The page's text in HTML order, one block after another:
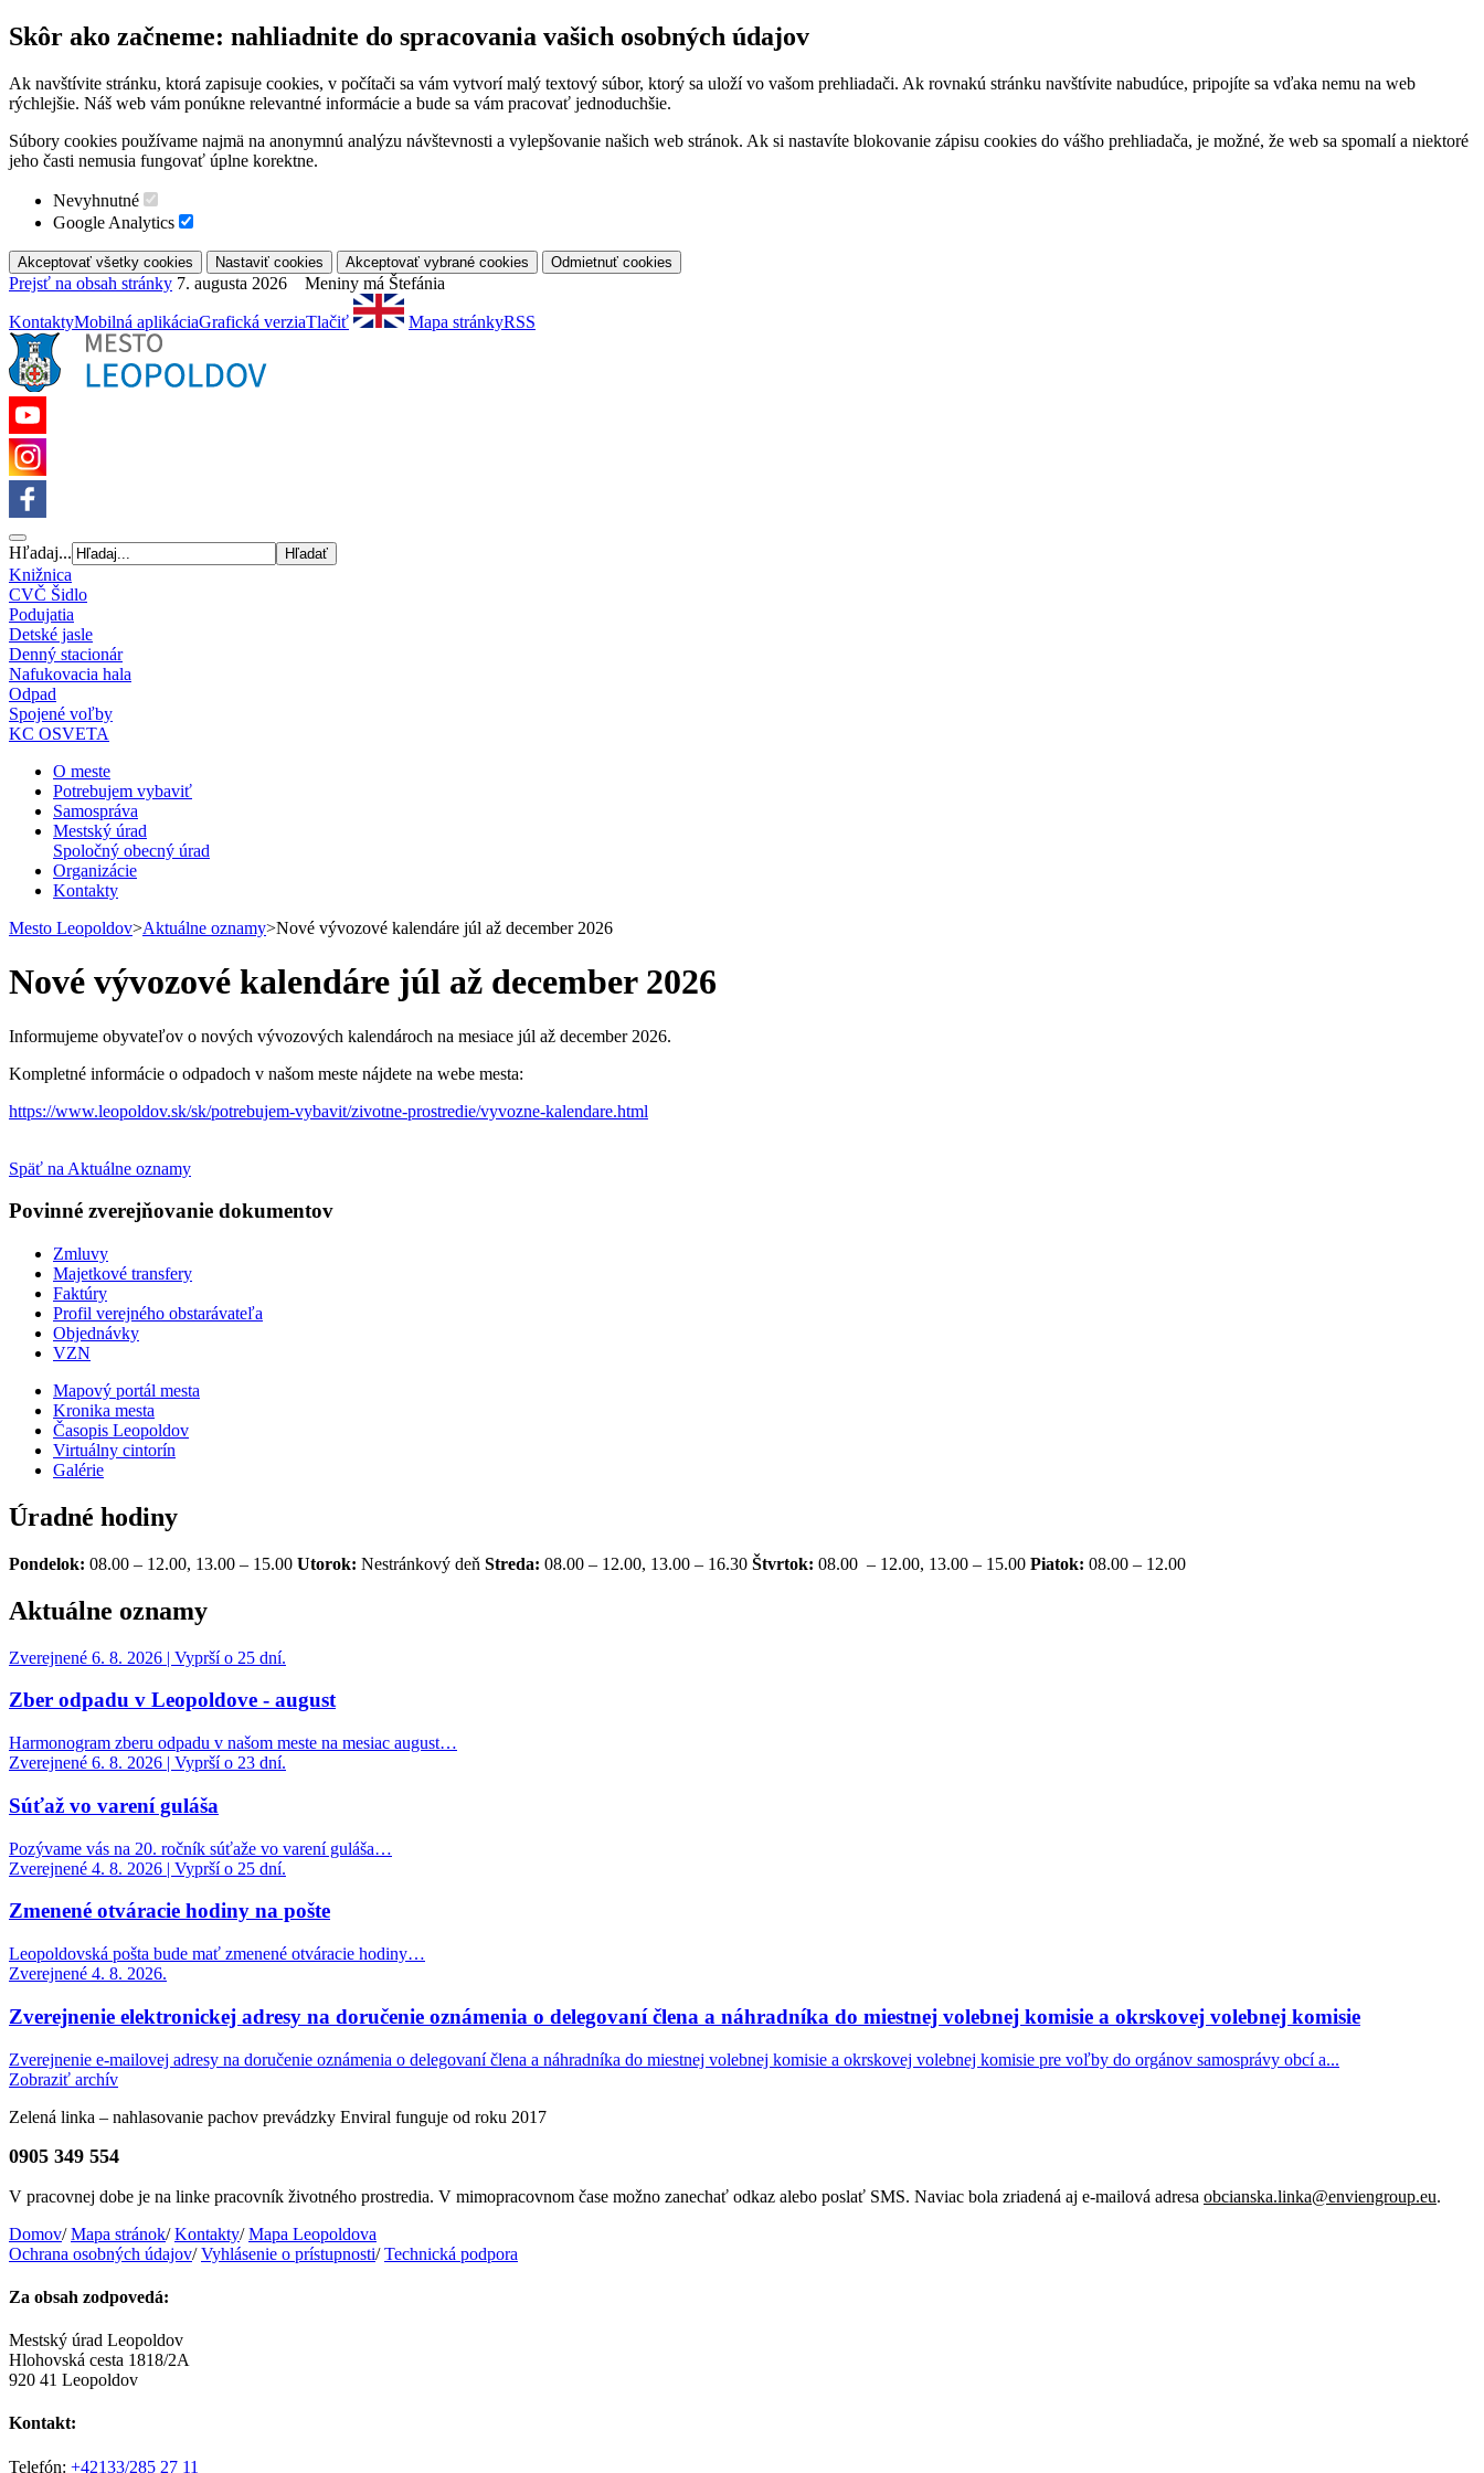
Skôr ako začneme: nahliadnite do spracovania vašich osobných údajov
Ak navštívite stránku, ktorá zapisuje cookies, v počítači sa vám vytvorí malý textový súbor, ktorý sa uloží vo vašom prehliadači. Ak rovnakú stránku navštívite nabudúce, pripojíte sa vďaka nemu na web
rýchlejšie. Náš web vám ponúkne relevantné informácie a bude sa vám pracovať jednoduchšie.
Súbory cookies používame najmä na anonymnú analýzu návštevnosti a vylepšovanie našich web stránok. Ak si nastavíte blokovanie zápisu cookies do vášho prehliadača, je možné, že web sa spomalí a niektoré
jeho časti nemusia fungovať úplne korektne.
Nevyhnutné
Google Analytics
Prejsť na obsah stránky 7. augusta 2026 Meniny má Štefánia
KontaktyMobilná aplikáciaGrafická verziaTlačiť Mapa stránkyRSS
Hľadaj...
Knižnica
CVČ Šidlo
Podujatia
Detské jasle
Denný stacionár
Nafukovacia hala
Odpad
Spojené voľby
KC OSVETA
O meste
Potrebujem vybaviť
Samospráva
Mestský úrad
Spoločný obecný úrad
Organizácie
Kontakty
Mesto Leopoldov>Aktuálne oznamy>Nové vývozové kalendáre júl až december 2026
Nové vývozové kalendáre júl až december 2026
Informujeme obyvateľov o nových vývozových kalendároch na mesiace júl až december 2026.
Kompletné informácie o odpadoch v našom meste nájdete na webe mesta:
https://www.leopoldov.sk/sk/potrebujem-vybavit/zivotne-prostredie/vyvozne-kalendare.html
Späť na Aktuálne oznamy
Povinné zverejňovanie dokumentov
Zmluvy
Majetkové transfery
Faktúry
Profil verejného obstarávateľa
Objednávky
VZN
Mapový portál mesta
Kronika mesta
Časopis Leopoldov
Virtuálny cintorín
Galérie
Úradné hodiny
Pondelok: 08.00 – 12.00, 13.00 – 15.00 Utorok: Nestránkový deň Streda: 08.00 – 12.00, 13.00 – 16.30 Štvrtok: 08.00 – 12.00, 13.00 – 15.00 Piatok: 08.00 – 12.00
Aktuálne oznamy
Zverejnené 6. 8. 2026 | Vyprší o 25 dní.
Zber odpadu v Leopoldove - august
Harmonogram zberu odpadu v našom meste na mesiac august…
Zverejnené 6. 8. 2026 | Vyprší o 23 dní.
Súťaž vo varení guláša
Pozývame vás na 20. ročník súťaže vo varení guláša…
Zverejnené 4. 8. 2026 | Vyprší o 25 dní.
Zmenené otváracie hodiny na pošte
Leopoldovská pošta bude mať zmenené otváracie hodiny…
Zverejnené 4. 8. 2026.
Zverejnenie elektronickej adresy na doručenie oznámenia o delegovaní člena a náhradníka do miestnej volebnej komisie a okrskovej volebnej komisie
Zverejnenie e-mailovej adresy na doručenie oznámenia o delegovaní člena a náhradníka do miestnej volebnej komisie a okrskovej volebnej komisie pre voľby do orgánov samosprávy obcí a...
Zobraziť archív
Zelená linka – nahlasovanie pachov prevádzky Enviral funguje od roku 2017
0905 349 554
V pracovnej dobe je na linke pracovník životného prostredia. V mimopracovnom čase možno zanechať odkaz alebo poslať SMS. Naviac bola zriadená aj e-mailová adresa obcianska.linka@enviengroup.eu.
Domov/ Mapa stránok/ Kontakty/ Mapa Leopoldova
Ochrana osobných údajov/ Vyhlásenie o prístupnosti/ Technická podpora
Za obsah zodpovedá:
Mestský úrad Leopoldov
Hlohovská cesta 1818/2A
920 41 Leopoldov
Kontakt:
Telefón: +42133/285 27 11